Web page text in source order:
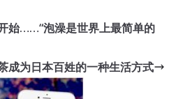
始……“泡澡是世界上最简单的
成为日本百姓的一种生活方式